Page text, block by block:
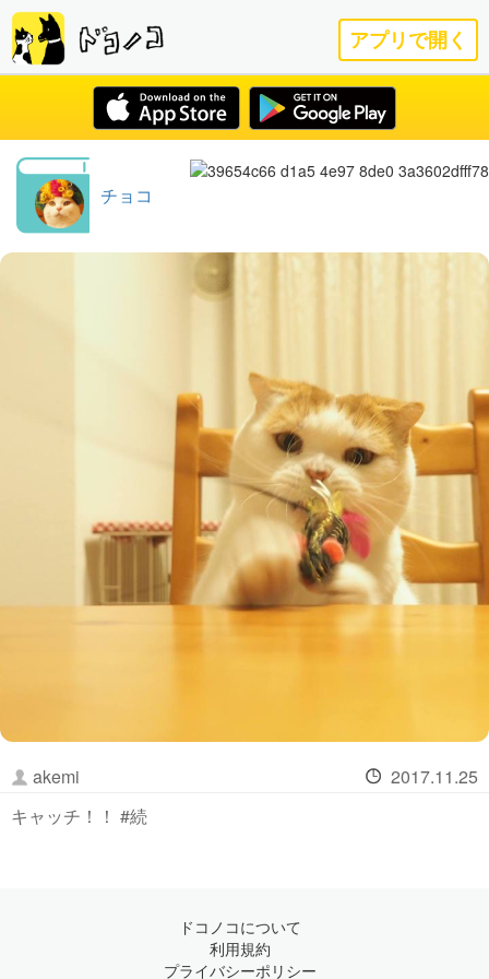
アプリで開く
チョコ
akemi
2017.11.25
キャッチ！！ #続
ドコノコについて
利用規約
プライバシーポリシー